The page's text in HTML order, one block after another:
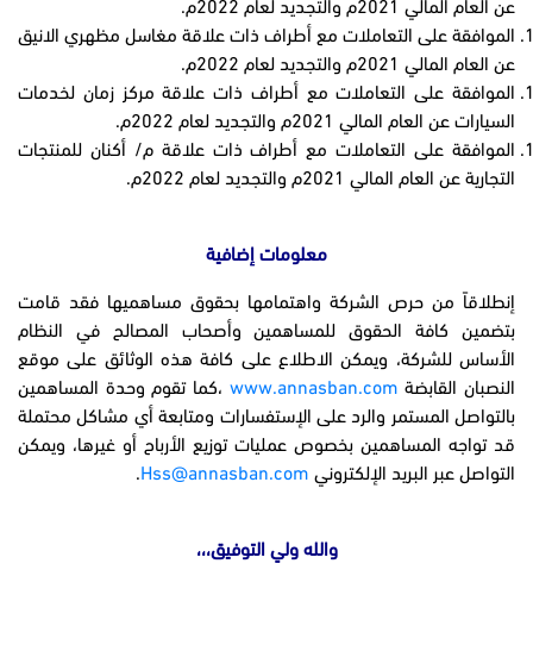
الموافقة على التعاملات مع أطراف ذات علاقة مغاسل مظهري الانيق
عن العام المالي 2021م والتجديد لعام 2022م.
الموافقة على التعاملات مع أطراف ذات علاقة مركز زمان لخدمات
السيارات عن العام المالي 2021م والتجديد لعام 2022م.
الموافقة على التعاملات مع أطراف ذات علاقة م/ أكنان للمنتجات
التجارية عن العام المالي 2021م والتجديد لعام 2022م.
معلومات إضافية
إنطلاقاً من حرص الشركة واهتمامها بحقوق مساهميها فقد قامت
بتضمين كافة الحقوق للمساهمين وأصحاب المصالح في النظام
الأساس للشركة، ويمكن الاطلاع على كافة هذه الوثائق على موقع
النصبان القابضة www.annasban.com ،كما تقوم وحدة المساهمين
بالتواصل المستمر والرد على الإستفسارات ومتابعة أي مشاكل محتملة
قد تواجه المساهمين بخصوص عمليات توزيع الأرباح أو غيرها، ويمكن
التواصل عبر البريد الإلكتروني Hss@annasban.com
.
والله ولي التوفيق،،،